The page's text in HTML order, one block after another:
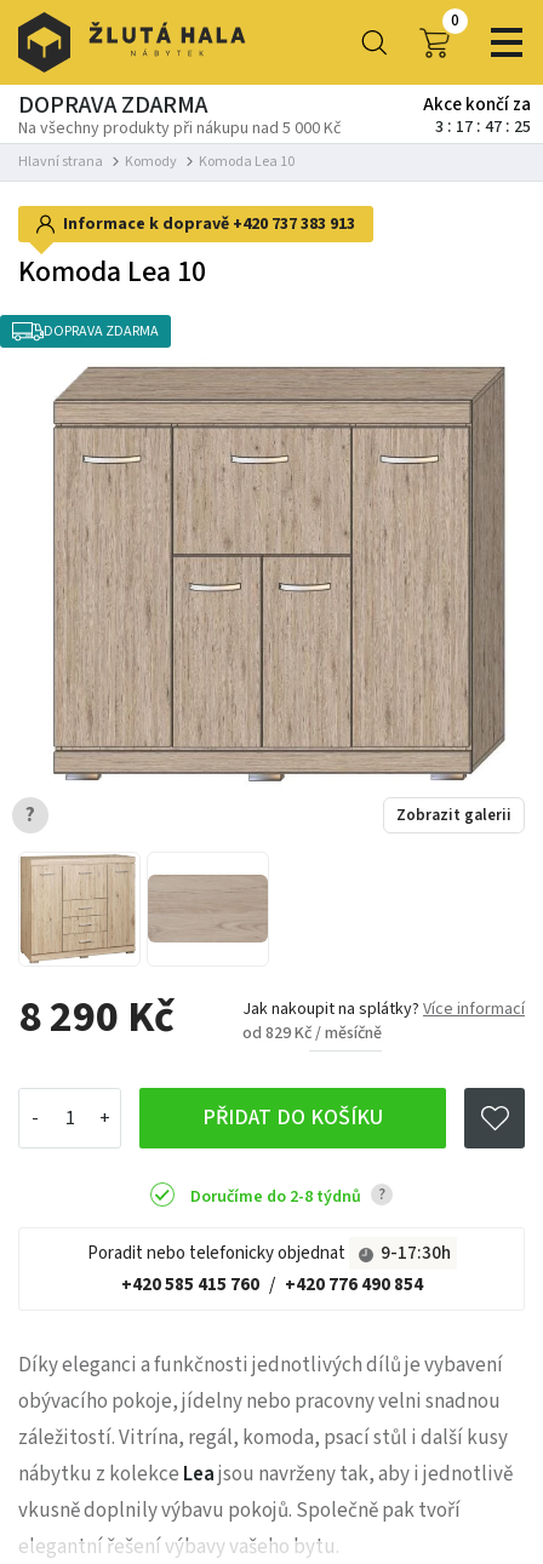
0
DOPRAVA ZDARMA
Na všechny produkty při nákupu nad 5 000 Kč
Akce končí za
3 17 47 24
Hlavní strana Komody Komoda Lea 10
8 290 Kč Jak nakoupit na splátky? Více informací
od 829 Kč / měsíčně
PŘIDAT DO KOŠÍKU
Doručíme do 2-8 týdnů ?
Poradit nebo telefonicky objednat
9-17:30h
+420 585 415 760 / +420 776 490 854
Informace k dopravě +420 737 383 913
Komoda Lea 10
DOPRAVA ZDARMA
Zobrazit galerii
?
Díky eleganci a funkčnosti jednotlivých dílů je vybavení
obývacího pokoje, jídelny nebo pracovny velni snadnou
záležitostí. Vitrína, regál, komoda, psací stůl i další kusy
nábytku z kolekce Leajsou navrženy tak, aby i jednotlivě
vkusně doplnily výbavu pokojů. Společně pak tvoří
elegantní řešení výbavy vašeho bytu.